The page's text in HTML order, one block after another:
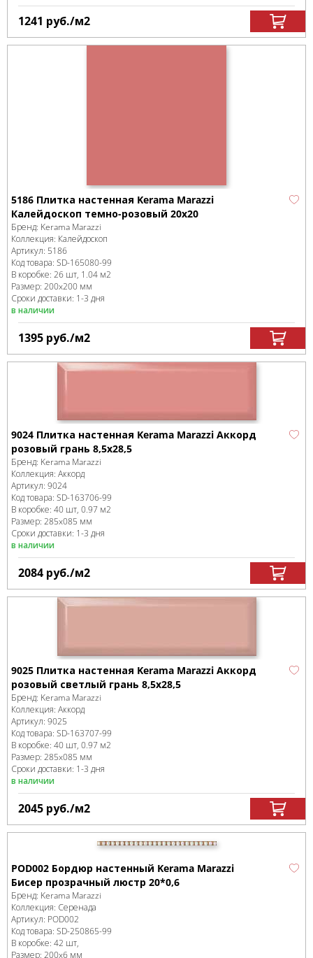
1241 руб./м2
5186 Плитка настенная Kerama Marazzi
Калейдоскоп темно-розовый 20x20
Бренд: Kerama Marazzi
Коллекция: Калейдоскоп
Артикул: 5186
Код товара: SD-165080-99
В коробке: 26 шт, 1.04 м2
Размер: 200x200 мм
Сроки доставки: 1-3 дня
в наличии
1395 руб./м2
9024 Плитка настенная Kerama Marazzi Аккорд
розовый грань 8,5х28,5
Бренд: Kerama Marazzi
Коллекция: Аккорд
Артикул: 9024
Код товара: SD-163706-99
В коробке: 40 шт, 0.97 м2
Размер: 285x085 мм
Сроки доставки: 1-3 дня
в наличии
2084 руб./м2
9025 Плитка настенная Kerama Marazzi Аккорд
розовый светлый грань 8,5х28,5
Бренд: Kerama Marazzi
Коллекция: Аккорд
Артикул: 9025
Код товара: SD-163707-99
В коробке: 40 шт, 0.97 м2
Размер: 285x085 мм
Сроки доставки: 1-3 дня
в наличии
2045 руб./м2
POD002 Бордюр настенный Kerama Marazzi
Бисер прозрачный люстр 20*0,6
Бренд: Kerama Marazzi
Коллекция: Серенада
Артикул: POD002
Код товара: SD-250865-99
В коробке: 42 шт,
Размер: 200x6 мм